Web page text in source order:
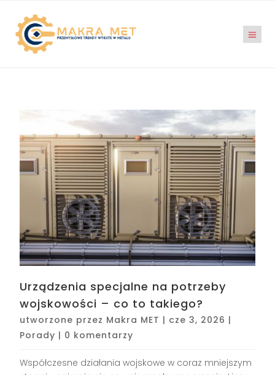
Urządzenia specjalne na potrzeby
wojskowości – co to takiego?
utworzone przez Makra MET | cze 3, 2026 |
Porady | 0 komentarzy
Współczesne działania wojskowe w coraz mniejszym